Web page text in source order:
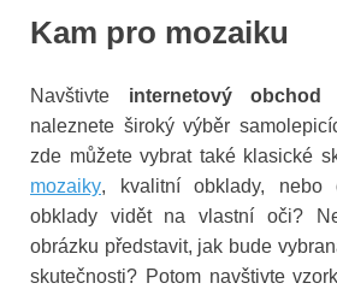
Kam pro mozaiku
Navštivte internetový obchod
naleznete široký výběr
zde můžete vybrat také klasické
mozaiky, kvalitní obklady, nebo
obklady vidět na vlastní oči?
obrázku představit, jak bude
skutečnosti? Potom navštivte